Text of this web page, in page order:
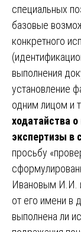
специальных
базовые
конкретного
выполнения
установление
одним лицом и
ходатайства
экспертизы в
просьбу
Ивановым И.И.
от его имени в
выполнена ли